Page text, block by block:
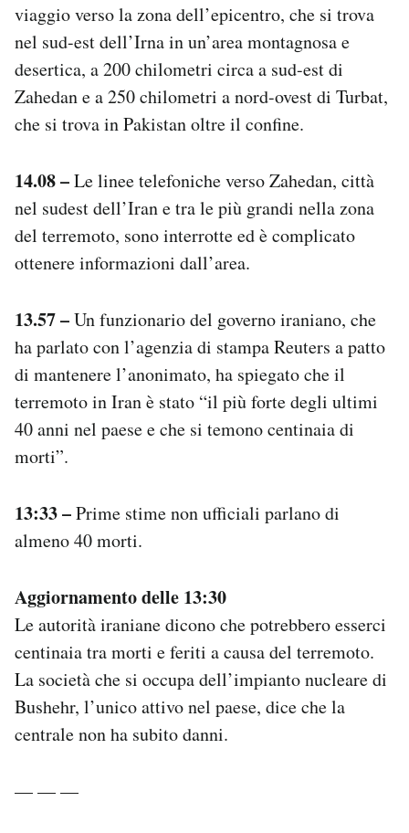
viaggio verso la zona dell’epicentro, che si trova
nel sud-est dell’Irna in un’area montagnosa e
desertica, a 200 chilometri circa a sud-est di
Zahedan e a 250 chilometri a nord-ovest di Turbat,
che si trova in Pakistan oltre il confine.
14.08 –Le linee telefoniche verso Zahedan, città
nel sudest dell’Iran e tra le più grandi nella zona
del terremoto, sono interrotte ed è complicato
ottenere informazioni dall’area.
13.57 –Un funzionario del governo iraniano, che
ha parlato con l’agenzia di stampa Reuters a patto
di mantenere l’anonimato, ha spiegato che il
terremoto in Iran è stato “il più forte degli ultimi
40 anni nel paese e che si temono centinaia di
morti”.
13:33 –Prime stime non ufficiali parlano di
almeno 40 morti.
Aggiornamento delle 13:30
Le autorità iraniane dicono che potrebbero esserci
centinaia tra morti e feriti a causa del terremoto.
La società che si occupa dell’impianto nucleare di
Bushehr, l’unico attivo nel paese, dice che la
centrale non ha subito danni.
— — —